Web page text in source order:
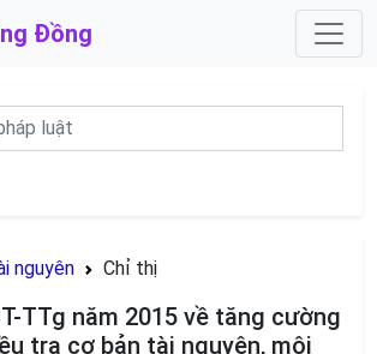
Đồng
nguyên Chỉ thị
TTg năm 2015 về tăng cường
tra cơ bản tài nguyên, môi